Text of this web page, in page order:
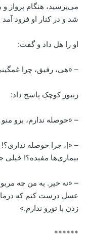
می‌پرسید، هنگام پرواز
شد و در کنار او فرود
او را هل داد و گفت:
– «هی، رفیق، چرا
زنبور کوچک پاسخ داد:
– «حوصله ندارم، برو منو
– «اِ، چرا حوصله
بیماری‌ها مفیده؟! خیلی
– «نه خیر. به من چه
عسل درست کنم که
زدن با تورو ندارم.»
******